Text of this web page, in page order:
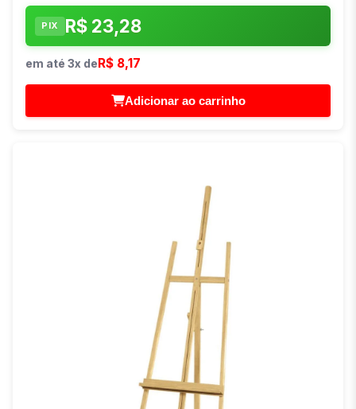
PIX R$ 23,28
em até 3x de R$ 8,17
Adicionar ao carrinho